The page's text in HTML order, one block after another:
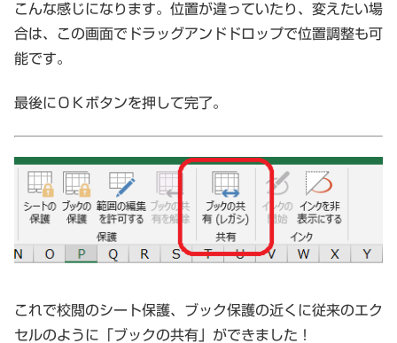
こんな感じになります。位置が違っていたり、変えたい場
合は、この画面でドラッグアンドドロップで位置調整も可
能です。
最後にＯＫボタンを押して完了。
これで校閲のシート保護、ブック保護の近くに従来のエク
セルのように「ブックの共有」ができました！